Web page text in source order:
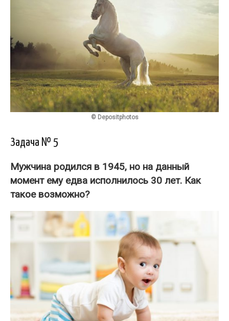
© Depositphotos
Задача № 5
Мужчина родился в 1945, но на данный
момент ему едва исполнилось 30 лет. Как
такое возможно?